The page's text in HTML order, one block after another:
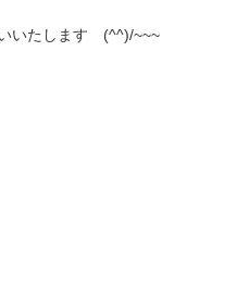
いたします (^^)/~~~